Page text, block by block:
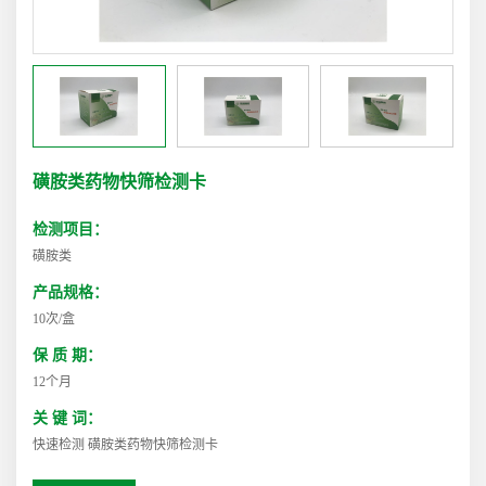
磺胺类药物快筛检测卡
检测项目：
磺胺类
产品规格：
10次/盒
保 质 期：
12个月
关 键 词：
快速检测 磺胺类药物快筛检测卡